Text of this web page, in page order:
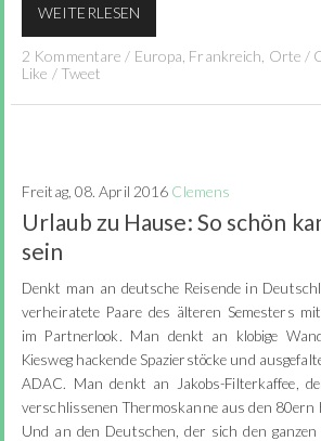
WEITERLESEN
2 Kommentare / Europa Frankreich Orte /
Like / Tweet
Freitag, 08. April 2016 Clemens
Urlaub zu Hause: So schön
sein
Denkt man an deutsche Reisende in
verheiratete Paare des älteren Semesters
im Partnerlook. Man denkt an klobige
Kiesweg hackende Spazierstöcke und
ADAC. Man denkt an Jakobs-Filterkaffee,
verschlissenen Thermoskanne aus den
Und an den Deutschen, der sich den